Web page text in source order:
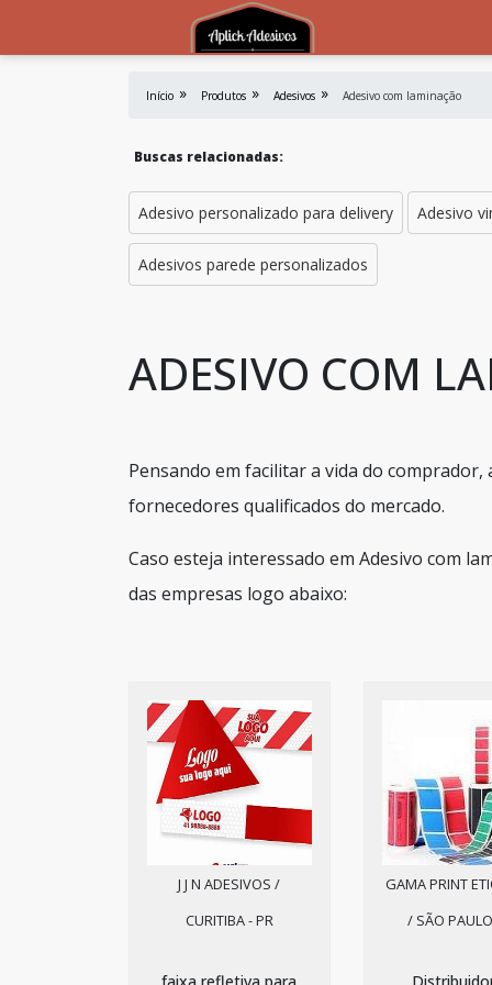
Início Produtos Adesivos Adesivo com laminação
Buscas relacionadas:
Adesivo personalizado para delivery Adesivo
Adesivos parede personalizados
ADESIVO COM
Pensando em facilitar a vida do
fornecedores qualificados do mercado.
Caso esteja interessado em Adesivo com
das empresas logo abaixo:
J J N ADESIVOS /
CURITIBA - PR
GAMA PRINT
/ SÃO